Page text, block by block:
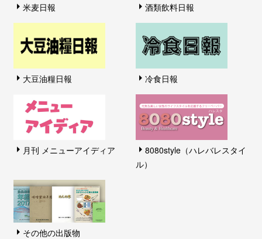
米麦日報 酒類飲料日報
大豆油糧日報 冷食日報
月刊 メニューアイディア
8080style（ハレバレスタイ
ル）
その他の出版物